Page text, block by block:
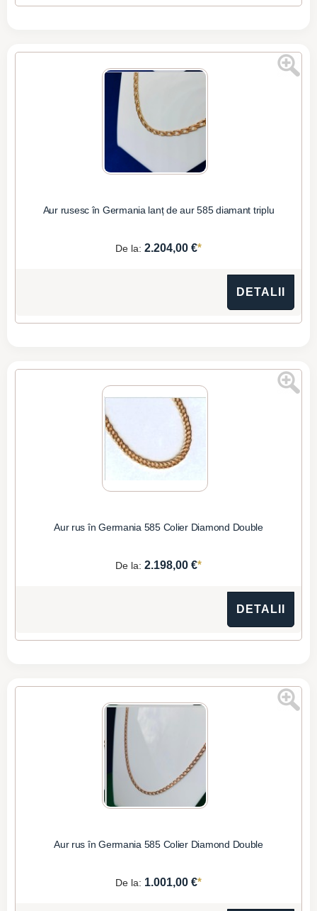
Aur rusesc în Germania lanț de aur 585 diamant triplu
De la: 2.204,00 €*
DETALII
Aur rus în Germania 585 Colier Diamond Double
De la: 2.198,00 €*
DETALII
Aur rus în Germania 585 Colier Diamond Double
De la: 1.001,00 €*